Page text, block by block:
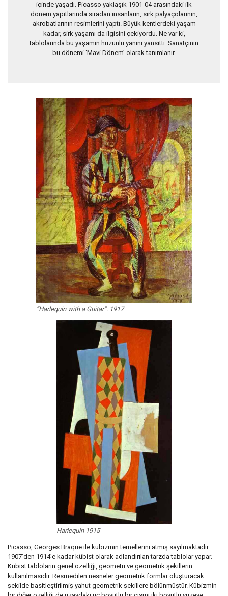
içinde yaşadı. Picasso yaklaşık 1901-04 arasındaki ilk
dönem yapıtlarında sıradan insanların, sirk palyaçolarının,
akrobatlarının resimlerini yaptı. Büyük kentlerdeki yaşam
kadar, sirk yaşamı da ilgisini çekiyordu. Ne var ki,
tablolarında bu yaşamın hüzünlü yanını yansıttı. Sanatçının
bu dönemi ‘Mavi Dönem’ olarak tanımlanır.
“Harlequin with a Guitar”. 1917
Harlequin 1915
Picasso, Georges Braque ile kübizmin temellerini atmış sayılmaktadır.
1907’den 1914’e kadar kübist olarak adlandırılan tarzda tablolar yapar.
Kübist tabloların genel özelliği, geometri ve geometrik şekillerin
kullanılmasıdır. Resmedilen nesneler geometrik formlar oluşturacak
şekilde basitleştirilmiş yahut geometrik şekillere bölünmüştür. Kübizmin